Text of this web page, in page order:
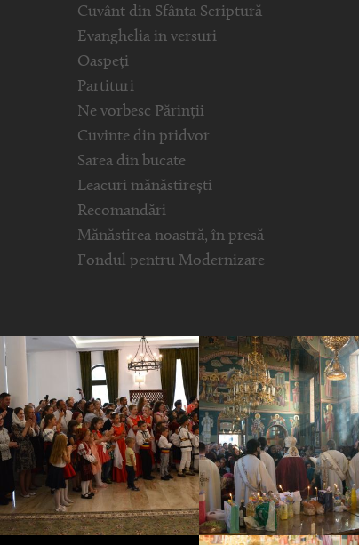
Cuvânt din Sfânta Scriptură
Evanghelia in versuri
Oaspeți
Partituri
Ne vorbesc Părinții
Cuvinte din pridvor
Sarea din bucate
Leacuri mănăstirești
Recomandări
Mănăstirea noastră, în presă
Fondul pentru Modernizare